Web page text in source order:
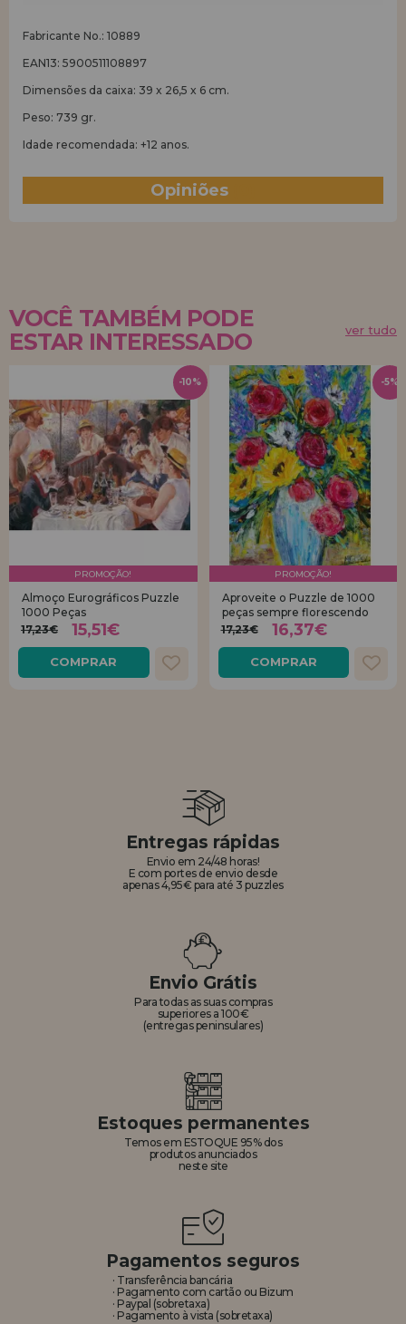
Fabricante No.: 10889
EAN13: 5900511108897
Dimensões da caixa: 39 x 26,5 x 6 cm.
Peso: 739 gr.
Idade recomendada: +12 anos.
Opiniões
VOCÊ TAMBÉM PODE
ESTAR INTERESSADO
ver tudo
PROMOÇÃO!
Almoço Eurográficos Puzzle
1000 Peças
17,23€
15,51€
COMPRAR
-10%
PROMOÇÃO!
Aproveite o Puzzle de 1000
peças sempre florescendo
17,23€
16,37€
COMPRAR
-5%
Entregas rápidas
Envio em 24/48 horas!
E com portes de envio desde
apenas 4,95€ para até 3 puzzles
Envio Grátis
Para todas as suas compras
superiores a 100€
(entregas peninsulares)
Estoques permanentes
Temos em ESTOQUE 95% dos
produtos anunciados
neste site
Pagamentos seguros
· Transferência bancária
· Pagamento com cartão ou Bizum
· Paypal (sobretaxa)
· Pagamento à vista (sobretaxa)